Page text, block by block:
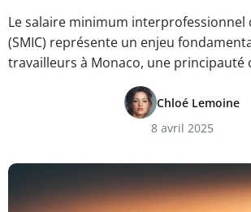
Le salaire minimum interprofessionnel
(SMIC) représente un enjeu
travailleurs à Monaco, une
Chloé Lemoine
8 avril 2025